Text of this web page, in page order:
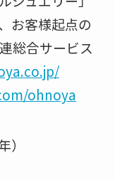
お客様起点の
総合サービス
ohnoya